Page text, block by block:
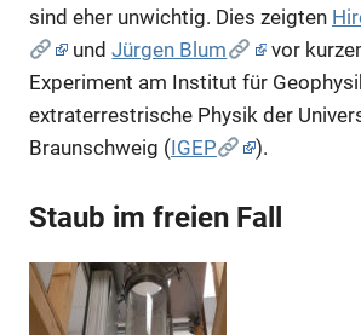
sind eher unwichtig. Dies zeigten
undJürgen Blum
vor
Experiment am Institut für
extraterrestrische Physik der
Braunschweig (IGEP ).
Staub im freien Fall